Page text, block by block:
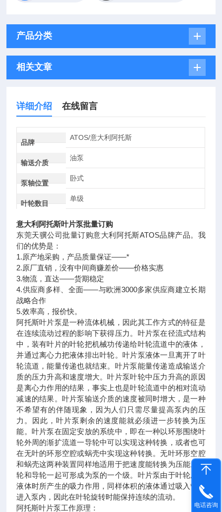
产品分类
相关文章
详细介绍 在线留言
品牌
ATOS/意大利阿托斯
输送介质
油泵
泵轴位置
卧式
叶轮数目
单级
意大利阿托斯叶片泵批量订购
东莞天骥公司批量订购意大利阿托斯ATOS品牌产品。我
们的优势是：
1.原产地采购，产品质量保证——*
2.原厂直销，没有中间商赚差价——价格实惠
3.物流，直达——货期稳定
4.供应商多样、全面——与欧洲3000多家供应商建立长期
战略合作
5.效率高，报价快。
阿托斯叶片泵是一种流体机械，因此其工作方式的特征是
在连续流动过程的影响下获得压力。叶片泵在径流式结构
中，装有叶片的叶轮把机械功传递给叶轮流道中的液体，
并通过离心力把液体排出叶轮。叶片泵液体一旦离开了叶
轮流道，能量传递也就结束。叶片泵能量传递造成输送介
质的压力升高和速度增大。叶片泵叶轮中压力升高的原因
是离心力作用的结果，事实上也是叶轮流道中的相对流动
减速的结果。叶片泵输送介质的速度被同时增大，是一种
不希望有的伴随现象，因为人们只需尽量提高泵内的压
力。因此，叶片泵剩余的速度能就必须进一步转换为压
能。叶片泵在固定安放的系统中，即在一种以环形围绕叶
轮外周的渐扩流道一导轮中可以实现这种转换，或者也可
在无叶的环形空腔或蜗壳中实现这种转换。无叶环形空腔
和蜗壳这两种装置同样地适用于把速度能转换为压能。叶
轮和导轮一起可形成为泵的一个级。叶片泵由于叶轮压出
液体时所产生的吸力作用，同样体积的液体通过吸入管又
进入泵内，因此在叶轮旋转时能保持连续的流动。
阿托斯叶片泵工作原理：
电话咨询